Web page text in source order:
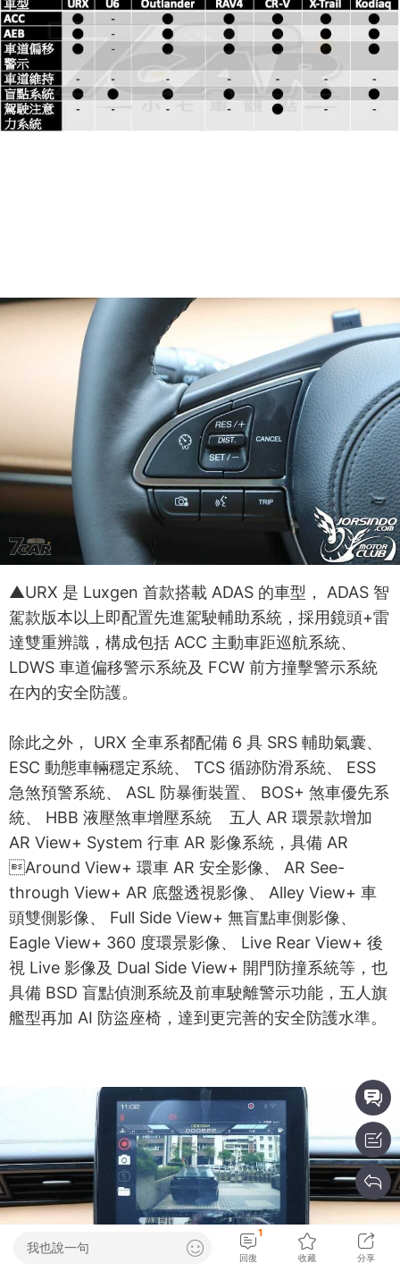
▲URX 是 Luxgen 首款搭載 ADAS 的車型， ADAS 智
駕款版本以上即配置先進駕駛輔助系統，採用鏡頭+雷
達雙重辨識，構成包括 ACC 主動車距巡航系統、
LDWS 車道偏移警示系統及 FCW 前方撞擊警示系統
在內的安全防護。
除此之外， URX 全車系都配備 6 具 SRS 輔助氣囊、
ESC 動態車輛穩定系統、 TCS 循跡防滑系統、 ESS
急煞預警系統、 ASL 防暴衝裝置、 BOS+ 煞車優先系
統、 HBB 液壓煞車增壓系統 五人 AR 環景款增加
AR View+ System 行車 AR 影像系統，具備 AR
Around View+ 環車 AR 安全影像、 AR See-
through View+ AR 底盤透視影像、 Alley View+ 車
頭雙側影像、 Full Side View+ 無盲點車側影像、
Eagle View+ 360 度環景影像、 Live Rear View+ 後
視 Live 影像及 Dual Side View+ 開門防撞系統等，也
具備 BSD 盲點偵測系統及前車駛離警示功能，五人旗
艦型再加 AI 防盜座椅，達到更完善的安全防護水準。
我也說一句
回復
1
收藏 分享